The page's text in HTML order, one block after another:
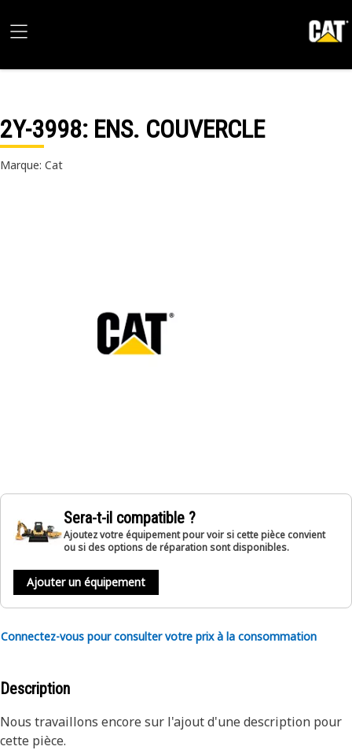
2Y-3998: ENS. COUVERCLE
Marque: Cat
Sera-t-il compatible ?
Ajoutez votre équipement pour voir si cette pièce convient
ou si des options de réparation sont disponibles.
Ajouter un équipement
Connectez-vous pour consulter votre prix à la consommation
Description
Nous travaillons encore sur l'ajout d'une description pour
cette pièce.